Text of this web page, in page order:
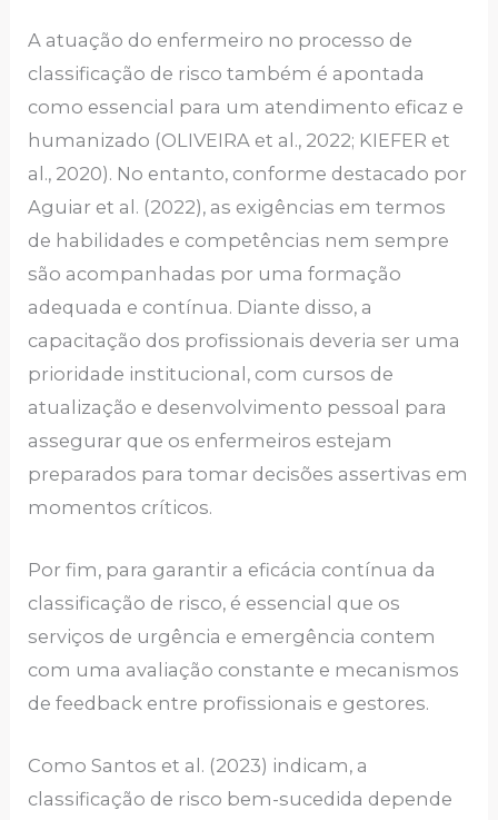
A atuação do enfermeiro no processo de
classificação de risco também é apontada
como essencial para um atendimento eficaz e
humanizado (OLIVEIRA et al., 2022; KIEFER et
al., 2020). No entanto, conforme destacado por
Aguiar et al. (2022), as exigências em termos
de habilidades e competências nem sempre
são acompanhadas por uma formação
adequada e contínua. Diante disso, a
capacitação dos profissionais deveria ser uma
prioridade institucional, com cursos de
atualização e desenvolvimento pessoal para
assegurar que os enfermeiros estejam
preparados para tomar decisões assertivas em
momentos críticos.
Por fim, para garantir a eficácia contínua da
classificação de risco, é essencial que os
serviços de urgência e emergência contem
com uma avaliação constante e mecanismos
de feedback entre profissionais e gestores.
Como Santos et al. (2023) indicam, a
classificação de risco bem-sucedida depende